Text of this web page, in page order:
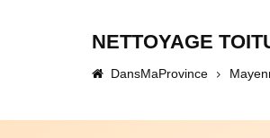
NETTOYAGE
DansMaProvince